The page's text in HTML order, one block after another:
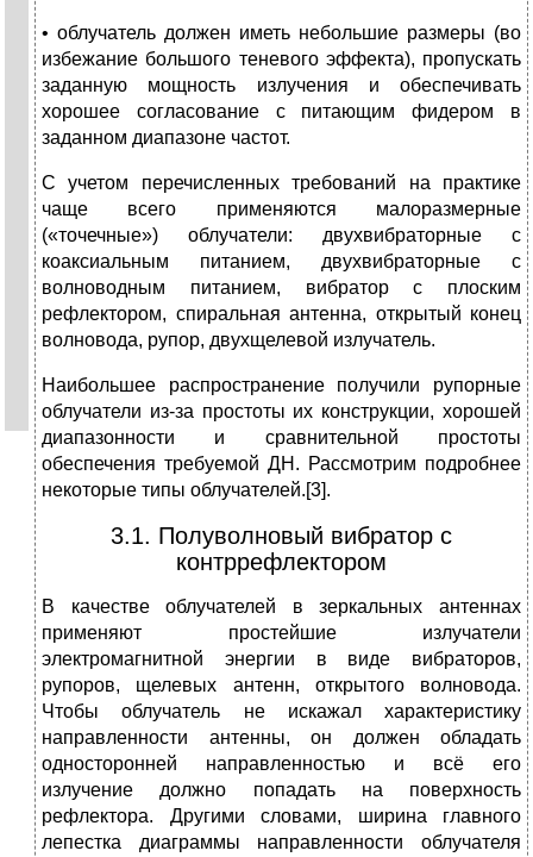
• облучатель должен иметь небольшие размеры (во
избежание большого теневого эффекта), пропускать
заданную мощность излучения и обеспечивать
хорошее согласование с питающим фидером в
заданном диапазоне частот.
С учетом перечисленных требований на практике
чаще всего применяются малоразмерные
(«точечные») облучатели: двухвибраторные с
коаксиальным питанием, двухвибраторные с
волноводным питанием, вибратор с плоским
рефлектором, спиральная антенна, открытый конец
волновода, рупор, двухщелевой излучатель.
Наибольшее распространение получили рупорные
облучатели из-за простоты их конструкции, хорошей
диапазонности и сравнительной простоты
обеспечения требуемой ДН. Рассмотрим подробнее
некоторые типы облучателей.[3].
3.1. Полуволновый вибратор с
контррефлектором
В качестве облучателей в зеркальных антеннах
применяют простейшие излучатели
электромагнитной энергии в виде вибраторов,
рупоров, щелевых антенн, открытого волновода.
Чтобы облучатель не искажал характеристику
направленности антенны, он должен обладать
односторонней направленностью и всё его
излучение должно попадать на поверхность
рефлектора. Другими словами, ширина главного
лепестка диаграммы направленности облучателя